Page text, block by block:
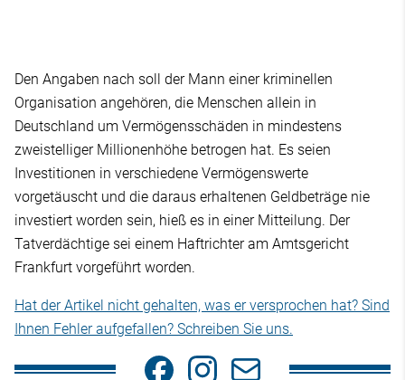
Den Angaben nach soll der Mann einer kriminellen
Organisation angehören, die Menschen allein in
Deutschland um Vermögensschäden in mindestens
zweistelliger Millionenhöhe betrogen hat. Es seien
Investitionen in verschiedene Vermögenswerte
vorgetäuscht und die daraus erhaltenen Geldbeträge nie
investiert worden sein, hieß es in einer Mitteilung. Der
Tatverdächtige sei einem Haftrichter am Amtsgericht
Frankfurt vorgeführt worden.
Hat der Artikel nicht gehalten, was er versprochen hat? Sind
Ihnen Fehler aufgefallen? Schreiben Sie uns.